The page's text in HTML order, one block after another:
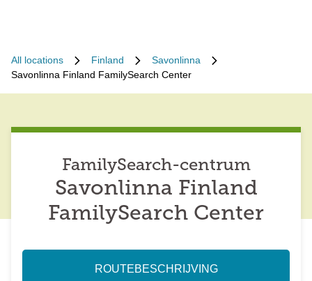
All locations Finland
Savonlinna
Savonlinna Finland FamilySearch Center
FamilySearch-centrum
Savonlinna Finland
FamilySearch Center
ROUTEBESCHRIJVING